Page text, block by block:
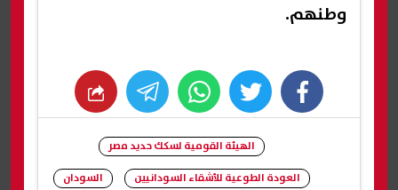
وطنهم.
facebook
twitter
whats
الهيئة القومية لسكك حديد مصر
العودة الطوعية للأشقاء السودانيين
السودان